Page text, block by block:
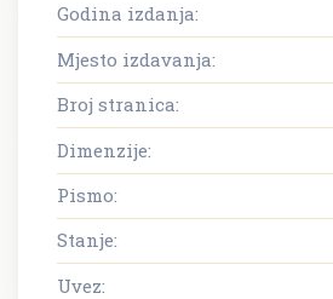
Godina izdanja:
Mjesto izdavanja:
Broj stranica:
Dimenzije:
Pismo:
Stanje:
Uvez: